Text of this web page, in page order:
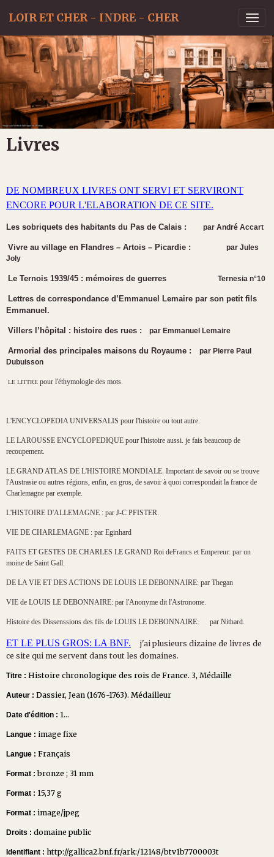
LOIR ET CHER - INDRE - CHER
Livres
DE NOMBREUX LIVRES ONT SERVI ET SERVIRONT
ENCORE POUR L'ELABORATION DE CE SITE.
Les sobriquets des habitants du Pas de Calais : par André Accart
Vivre au village en Flandres – Artois – Picardie :
par Jules
Joly
Le Ternois 1939/45 : mémoires de guerres Ternesia n°10
Lettres de correspondance d’Emmanuel Lemaire par son petit fils
Emmanuel.
Villers l’hôpital : histoire des rues : par Emmanuel Lemaire
Armorial des principales maisons du Royaume : par Pierre Paul
Dubuisson
LE LITTRE pour l'éthymologie des mots.
L'ENCYCLOPEDIA UNIVERSALIS pour l'histoire ou tout autre.
LE LAROUSSE ENCYCLOPEDIQUE pour l'histoire aussi. je fais beaucoup de
recoupement.
LE GRAND ATLAS DE L'HISTOIRE MONDIALE. Important de savoir ou se trouve
l'Austrasie ou autres régions, enfin, en gros, de savoir à quoi correspondait la france de
Charlemagne par exemple.
L'HISTOIRE D'ALLEMAGNE : par J-C PFISTER.
VIE DE CHARLEMAGNE : par Eginhard
FAITS ET GESTES DE CHARLES LE GRAND Roi deFrancs et Empereur: par un
moine de Saint Gall.
DE LA VIE ET DES ACTIONS DE LOUIS LE DEBONNAIRE: par Thegan
VIE de LOUIS LE DEBONNAIRE: par l'Anonyme dit l'Astronome.
Histoire des Dissenssions des fils de LOUIS LE DEBONNAIRE: par Nithard.
ET LE PLUS GROS: LA BNF. j'ai plusieurs dizaine de livres de
ce site qui me servent dans tout les domaines.
Titre : Histoire chronologique des rois de France. 3, Médaille
Auteur : Dassier, Jean (1676-1763). Médailleur
Date d'édition : 1...
Langue : image fixe
Langue : Français
Format :bronze ; 31 mm
Format : 15,37 g
Format : image/jpeg
Droits : domaine public
Identifiant : http://gallica2.bnf.fr/ark:/12148/btv1b7700003t